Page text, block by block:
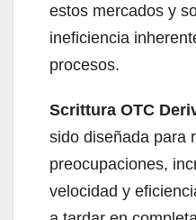
estos mercados y
ineficiencia
procesos.
Scrittura OTC
sido diseñada para
preocupaciones,
velocidad y